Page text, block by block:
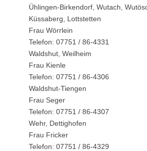
Ühlingen-Birkendorf, Wutach,
Küssaberg, Lottstetten
Frau Wörrlein
Telefon: 07751 / 86-4331
Waldshut, Weilheim
Frau Kienle
Telefon: 07751 / 86-4306
Waldshut-Tiengen
Frau Seger
Telefon: 07751 / 86-4307
Wehr, Dettighofen
Frau Fricker
Telefon: 07751 / 86-4329